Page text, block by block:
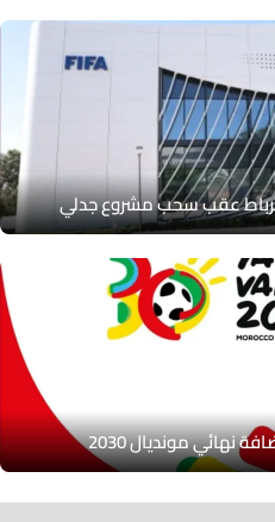
عقب سحب مشروع جدلي
مونديال 2030